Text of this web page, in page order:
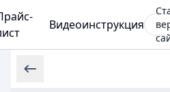
Видеоинструкция